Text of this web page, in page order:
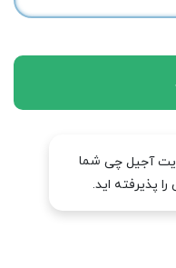
آجیل چی شما
پذیرفته اید.